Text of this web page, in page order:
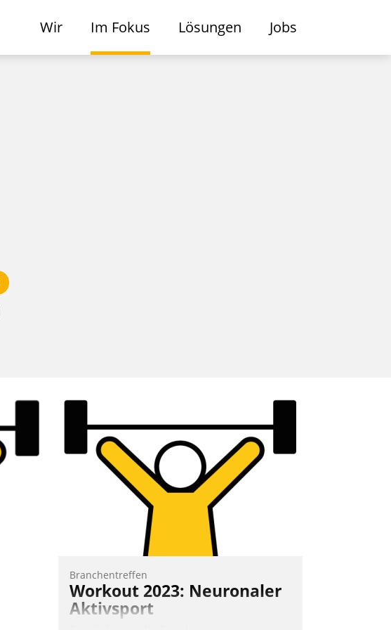
Wir Im Fokus Lösungen Jobs
Branchentreffen
Workout 2023: Neuronaler
Aktivsport